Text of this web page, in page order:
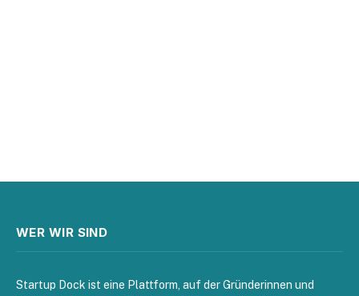
WER WIR SIND
Startup Dock ist eine Plattform, auf der Gründerinnen und